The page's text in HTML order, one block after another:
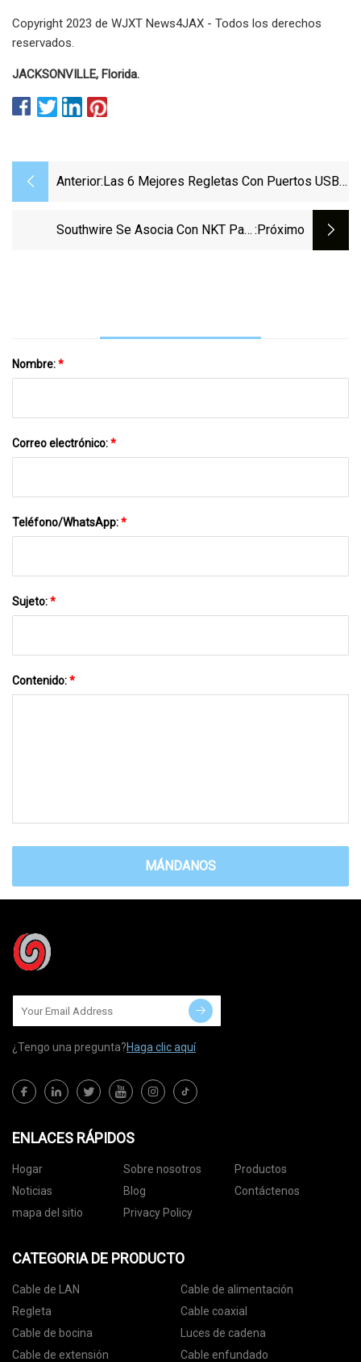
Copyright 2023 de WJXT News4JAX - Todos los derechos
reservados.
JACKSONVILLE, Florida.
Anterior: Las 6 Mejores Regletas Con Puertos USB
Southwire Se Asocia Con NKT Para :próximo
Nombre:*
Correo electrónico:*
Teléfono/WhatsApp:*
Sujeto:*
Contenido:*
MÁNDANOS
¿Tengo una pregunta?Haga clic aquí
ENLACES RÁPIDOS
Hogar Sobre nosotros
Productos
Noticias
Blog
Contáctenos
mapa del sitio
Privacy Policy
CATEGORIA DE PRODUCTO
Cable de LAN
Cable de alimentación
Regleta
Cable coaxial
Cable de bocina
Luces de cadena
Cable de extensión
Cable enfundado